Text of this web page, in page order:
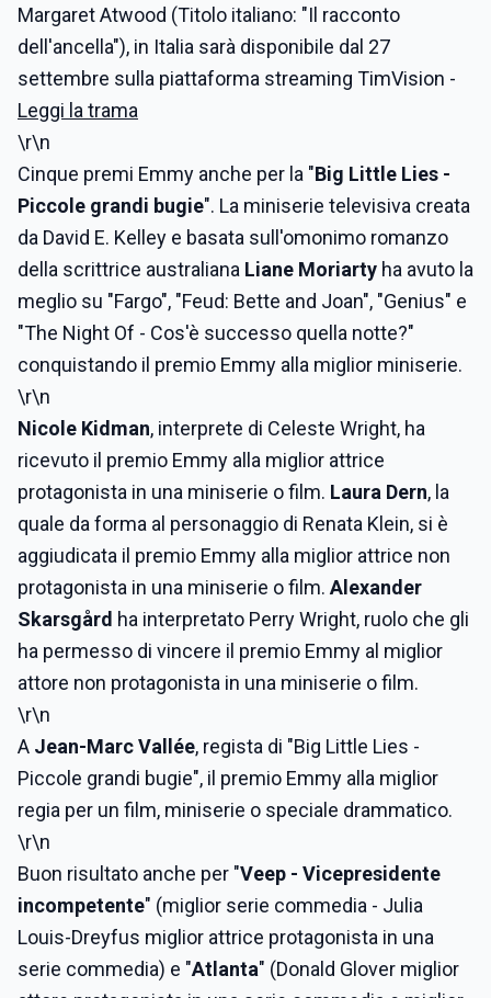
Margaret Atwood (Titolo italiano: "Il racconto
dell'ancella"), in Italia sarà disponibile dal 27
settembre sulla piattaforma streaming TimVision -
Leggi la trama
\r\n
Cinque premi Emmy anche per la "Big Little Lies -
Piccole grandi bugie". La miniserie televisiva creata
da David E. Kelley e basata sull'omonimo romanzo
della scrittrice australiana Liane Moriarty ha avuto la
meglio su "Fargo", "Feud: Bette and Joan", "Genius" e
"The Night Of - Cos'è successo quella notte?"
conquistando il premio Emmy alla miglior miniserie.
\r\n
Nicole Kidman, interprete di Celeste Wright, ha
ricevuto il premio Emmy alla miglior attrice
protagonista in una miniserie o film. Laura Dern, la
quale da forma al personaggio di Renata Klein, si è
aggiudicata il premio Emmy alla miglior attrice non
protagonista in una miniserie o film. Alexander
Skarsgård ha interpretato Perry Wright, ruolo che gli
ha permesso di vincere il premio Emmy al miglior
attore non protagonista in una miniserie o film.
\r\n
A Jean-Marc Vallée, regista di "Big Little Lies -
Piccole grandi bugie", il premio Emmy alla miglior
regia per un film, miniserie o speciale drammatico.
\r\n
Buon risultato anche per "Veep - Vicepresidente
incompetente" (miglior serie commedia - Julia
Louis-Dreyfus miglior attrice protagonista in una
serie commedia) e "Atlanta" (Donald Glover miglior